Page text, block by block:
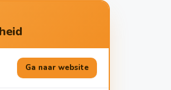
Ga naar website